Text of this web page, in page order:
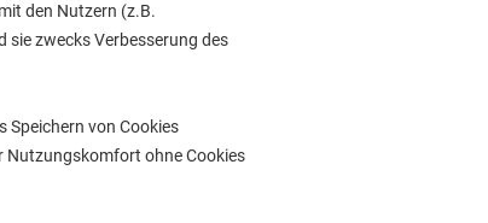
den Nutzern (z.B.
sie zwecks Verbesserung des
Speichern von Cookies
Nutzungskomfort ohne Cookies